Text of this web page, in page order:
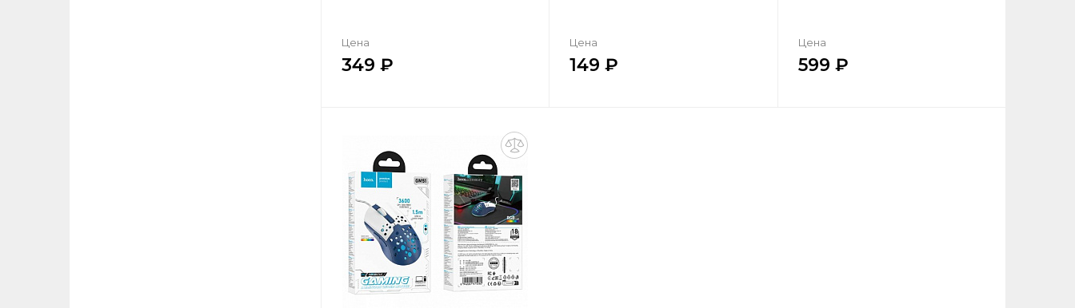
Цена
349
Добавить в корзину
Цена
149
Цена
599